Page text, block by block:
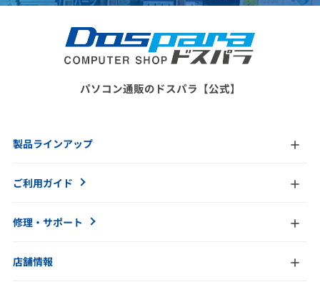
パソコン通販のドスパラ【公式】
製品ラインアップ
ご利用ガイド
修理・サポート
店舗情報